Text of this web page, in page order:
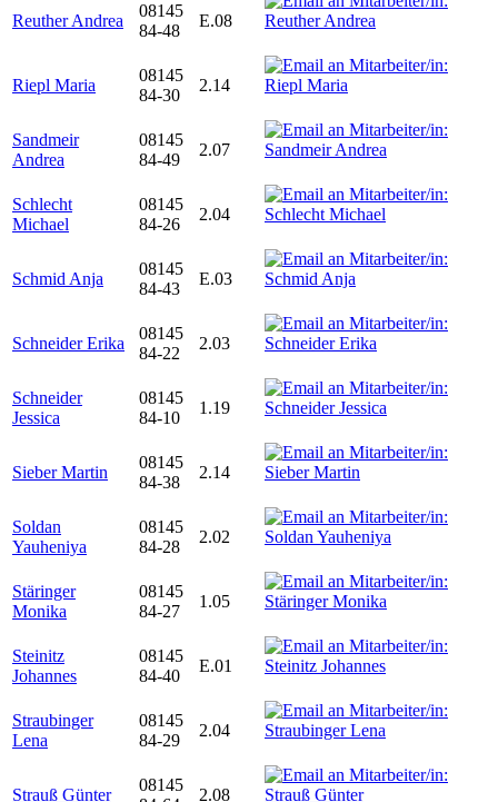
Reuther Andrea
08145
84-48
E.08
Riepl Maria
08145
84-30
2.14
Sandmeir
Andrea
08145
84-49
2.07
Schlecht
Michael
08145
84-26
2.04
Schmid Anja
08145
84-43
E.03
Schneider Erika
08145
84-22
2.03
Schneider
Jessica
08145
84-10
1.19
Sieber Martin
08145
84-38
2.14
Soldan
Yauheniya
08145
84-28
2.02
Stäringer
Monika
08145
84-27
1.05
Steinitz
Johannes
08145
84-40
E.01
Straubinger
Lena
08145
84-29
2.04
Strauß Günter
08145
2.08